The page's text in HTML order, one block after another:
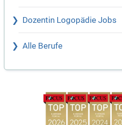
Dozentin Logopädie Jobs
Alle Berufe